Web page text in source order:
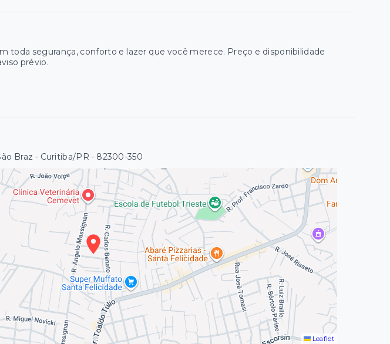
toda segurança, conforto e lazer que você merece. Preço e disponibilidade
prévio.
Braz - Curitiba/PR - 82300-350
Leaflet